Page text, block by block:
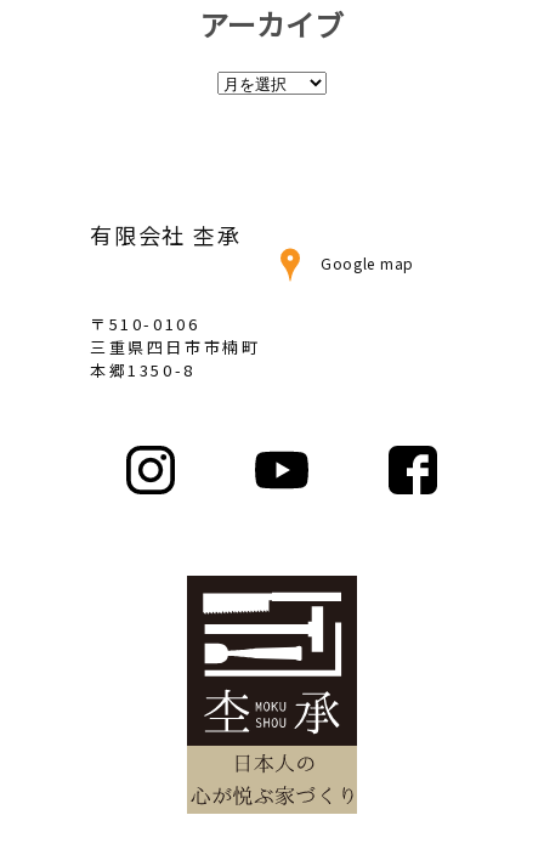
アーカイブ
ア
有限会社 杢承
Google map
〒510-0106
三重県四日市市楠町
本郷1350-8